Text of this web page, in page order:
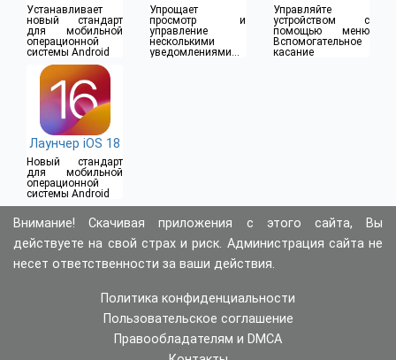
Устанавливает
новый стандарт
для мобильной
операционной
системы Android
Упрощает
просмотр и
управление
несколькими
уведомлениями
17
Управляйте
устройством с
помощью меню
Вспомогательное
касание
Лаунчер iOS 18
Новый стандарт
для мобильной
операционной
системы Android
Внимание! Скачивая приложения с этого сайта, Вы
действуете на свой страх и риск. Администрация сайта не
несет ответственности за ваши действия.
Политика конфиденциальности
Пользовательское соглашение
Правообладателям и DMCA